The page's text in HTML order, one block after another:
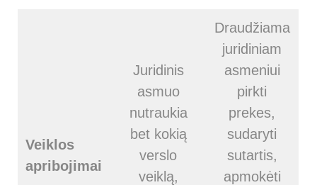
Veiklos
apribojimai
Juridinis
asmuo
nutraukia
bet kokią
verslo
veiklą,
Draudžiama
juridiniam
asmeniui
pirkti
prekes,
sudaryti
sutartis,
apmokėti